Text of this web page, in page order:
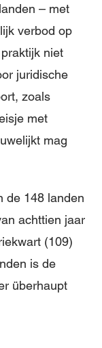
– met
verbod op
niet
juridische
zoals
met
mag
de 148 landen
achttien jaar
(109)
is de
überhaupt